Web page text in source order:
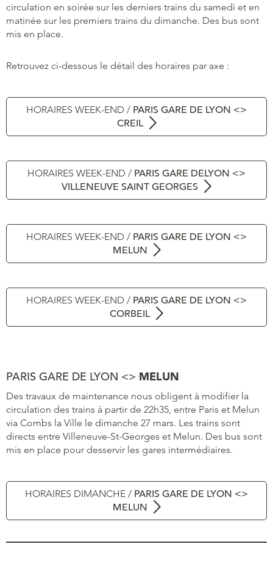
circulation en soirée sur les derniers trains du samedi et en
matinée sur les premiers trains du dimanche. Des bus sont
mis en place.
Retrouvez ci-dessous le détail des horaires par axe :
HORAIRES WEEK-END / PARIS GARE DE LYON <>
CREIL
HORAIRES WEEK-END / PARIS GARE DELYON <>
VILLENEUVE SAINT GEORGES
HORAIRES WEEK-END / PARIS GARE DE LYON <>
MELUN
HORAIRES WEEK-END / PARIS GARE DE LYON <>
CORBEIL
PARIS GARE DE LYON <> MELUN
Des travaux de maintenance nous obligent à modifier la
circulation des trains à partir de 22h35, entre Paris et Melun
via Combs la Ville le dimanche 27 mars. Les trains sont
directs entre Villeneuve-St-Georges et Melun. Des bus sont
mis en place pour desservir les gares intermédiaires.
HORAIRES DIMANCHE / PARIS GARE DE LYON <>
MELUN